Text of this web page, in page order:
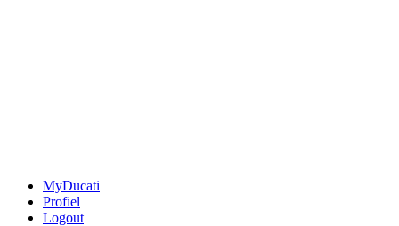
MyDucati
Profiel
Logout